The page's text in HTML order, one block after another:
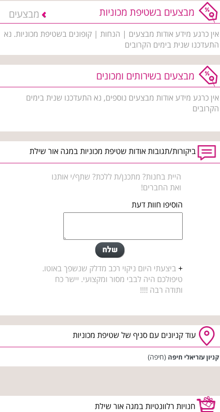
מבצעים בשטיפת מכוניות מבצעים
אין כרגע מידע אודות מבצעים | הנחות | קופונים בשטיפת מכוניות. נא
התעדכנו שנית בימים הקרובים
מבצעים בשירותים ומכונים
אין כרגע מידע אודות מבצעים נוספים, נא התעדכנו שנית בימים
הקרובים
ביקורות/תגובות אודות שטיפת מכוניות במגה אור שילת
היית בחנות? מתכנן/ת ללכת? שתף/י אותנו
ואת החברים!
הוסיפו חוות דעת
+ ביצעתי היום ניקוי רכב מדלק שנשפך באוטו.
טיפולכם היה לבבי מסור ומקצועי. יישר כח
ותודה רבה !!!!
עוד קניונים עם סניף של שטיפת מכוניות
קניון עזריאלי חיפה (חיפה)
חנויות רלוונטיות במגה אור שילת